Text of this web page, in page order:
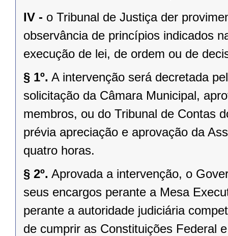
IV - o Tribunal de Justiça der
observância de princípios indicados
execução de lei, de ordem ou de
§ 1º. A intervenção será decretada
solicitação da Câmara Municipal,
membros, ou do Tribunal de Contas
prévia apreciação e aprovação da
quatro horas.
§ 2º. Aprovada a intervenção, o
seus encargos perante a Mesa
perante a autoridade judiciária
de cumprir as Constituições Federal